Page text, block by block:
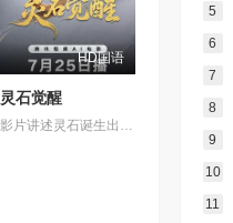
HD国语
灵石觉醒
影片讲述灵石诞生出的石灵儿，被石矶娘娘收养。哪吒误伤石矶徒弟，太乙真人偏袒哪吒，锁住石矶。石灵儿为救母学艺，却卷入太白金星的阴谋。最终石灵儿自我觉醒，和族人同心协力打破天罗地网，拯救族人的英雄之旅。
5
6
7
8
9
10
11